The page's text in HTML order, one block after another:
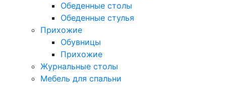
Обеденные столы
Обеденные стулья
Прихожие
Обувницы
Прихожие
Журнальные столы
Мебель для спальни